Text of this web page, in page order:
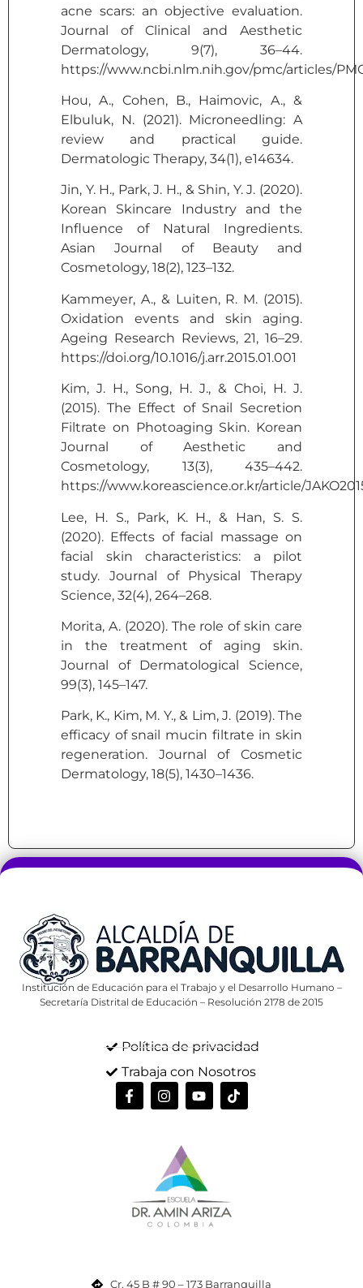
acne scars: an objective evaluation.
Journal of Clinical and Aesthetic
Dermatology, 9(7), 36–44.
https://www.ncbi.nlm.nih.gov/pmc/articles/
Hou, A., Cohen, B., Haimovic, A., &
Elbuluk, N. (2021). Microneedling: A
review and practical guide.
Dermatologic Therapy, 34(1), e14634.
Jin, Y. H., Park, J. H., & Shin, Y. J. (2020).
Korean Skincare Industry and the
Influence of Natural Ingredients.
Asian Journal of Beauty and
Cosmetology, 18(2), 123–132.
Kammeyer, A., & Luiten, R. M. (2015).
Oxidation events and skin aging.
Ageing Research Reviews, 21, 16–29.
https://doi.org/10.1016/j.arr.2015.01.001
Kim, J. H., Song, H. J., & Choi, H. J.
(2015). The Effect of Snail Secretion
Filtrate on Photoaging Skin. Korean
Journal of Aesthetic and
Cosmetology, 13(3), 435–442.
https://www.koreascience.or.kr/article/
Lee, H. S., Park, K. H., & Han, S. S.
(2020). Effects of facial massage on
facial skin characteristics: a pilot
study. Journal of Physical Therapy
Science, 32(4), 264–268.
Morita, A. (2020). The role of skin care
in the treatment of aging skin.
Journal of Dermatological Science,
99(3), 145–147.
Park, K., Kim, M. Y., & Lim, J. (2019). The
efficacy of snail mucin filtrate in skin
regeneration. Journal of Cosmetic
Dermatology, 18(5), 1430–1436.
Institución de Educación para el Trabajo y el Desarrollo Humano –
Secretaría Distrital de Educación – Resolución 2178 de 2015
Política de privacidad
Trabaja con Nosotros
Cr. 45 B # 90 – 173 Barranquilla